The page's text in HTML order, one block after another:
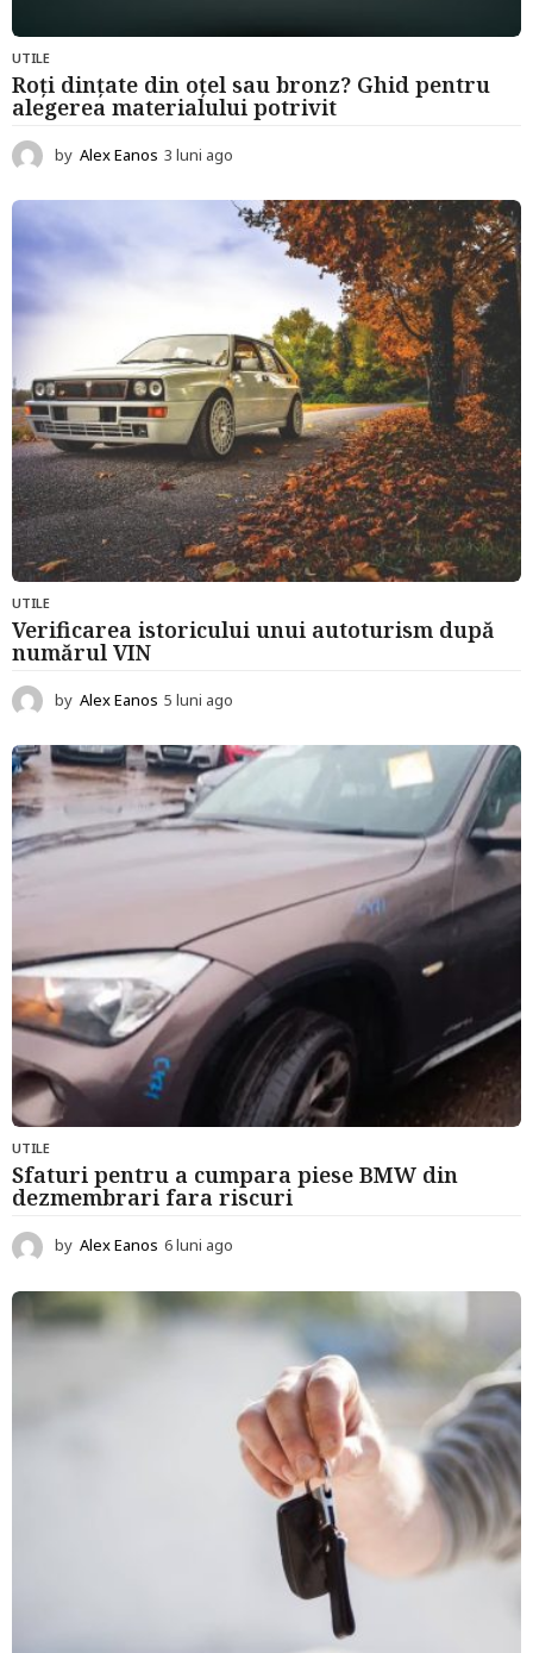
UTILE
Roți dințate din oțel sau bronz? Ghid pentru
alegerea materialului potrivit
by Alex Eanos 3 luni ago
u
n
UTILE
Verificarea istoricului unui autoturism după
numărul VIN
by Alex Eanos 5 luni ago
u
n
a
g
UTILE
Sfaturi pentru a cumpara piese BMW din
dezmembrari fara riscuri
by Alex Eanos 6 luni ago
u